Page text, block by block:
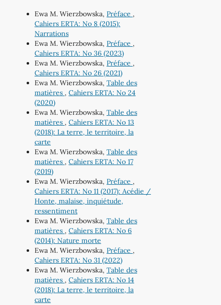
Ewa M. Wierzbowska, Préface ,
Cahiers ERTA: No 8 (2015):
Narrations
Ewa M. Wierzbowska, Préface ,
Cahiers ERTA: No 36 (2023)
Ewa M. Wierzbowska, Préface ,
Cahiers ERTA: No 26 (2021)
Ewa M. Wierzbowska, Table des
matières , Cahiers ERTA: No 24
(2020)
Ewa M. Wierzbowska, Table des
matières , Cahiers ERTA: No 13
(2018): La terre, le territoire, la
carte
Ewa M. Wierzbowska, Table des
matières , Cahiers ERTA: No 17
(2019)
Ewa M. Wierzbowska, Préface ,
Cahiers ERTA: No 11 (2017): Acédie /
Honte, malaise, inquiétude,
ressentiment
Ewa M. Wierzbowska, Table des
matières , Cahiers ERTA: No 6
(2014): Nature morte
Ewa M. Wierzbowska, Préface ,
Cahiers ERTA: No 31 (2022)
Ewa M. Wierzbowska, Table des
matières , Cahiers ERTA: No 14
(2018): La terre, le territoire, la
carte